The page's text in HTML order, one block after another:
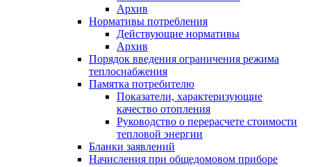
Архив
Нормативы потребления
Действующие нормативы
Архив
Порядок введения ограничения режима
теплоснабжения
Памятка потребителю
Показатели, характеризующие
качество отопления
Руководство о перерасчете стоимости
тепловой энергии
Бланки заявлений
Начисления при общедомовом приборе